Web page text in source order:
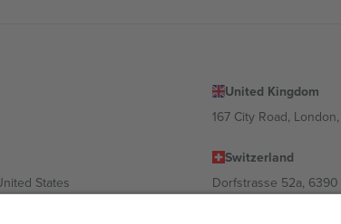
United Kingdom
167 City Road,
States
Switzerland
Dorfstrasse 52a,